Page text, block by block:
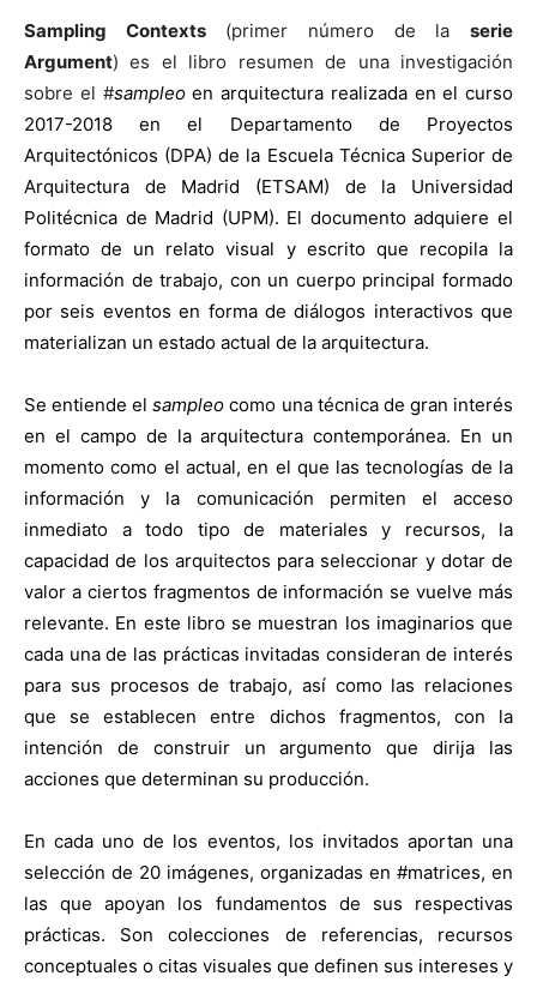
Sampling Contexts(primer número de laserie
Argument) es el libro resumen de una investigación
sobre el #sampleoen arquitectura realizada en el curso
2017-2018 en el Departamento de Proyectos
Arquitectónicos (DPA) de la Escuela Técnica Superior de
Arquitectura de Madrid (ETSAM) de la Universidad
Politécnica de Madrid (UPM). El documento adquiere el
formato de un relato visual y escrito que recopila la
información de trabajo, con un cuerpo principal formado
por seis eventos en forma de diálogos interactivos que
materializan un estado actual de la arquitectura.
Se entiende elsampleo como una técnica de gran interés
en el campo de la arquitectura contemporánea. En un
momento como el actual, en el que las tecnologías de la
información y la comunicación permiten el acceso
inmediato a todo tipo de materiales y recursos, la
capacidad de los arquitectos para seleccionar y dotar de
valor a ciertos fragmentos de información se vuelve más
relevante. En este libro se muestran los imaginarios que
cada una de las prácticas invitadas consideran de interés
para sus procesos de trabajo, así como las relaciones
que se establecen entre dichos fragmentos, con la
intención de construir un argumento que dirija las
acciones que determinan su producción.
En cada uno de los eventos, los invitados aportan una
selección de 20 imágenes, organizadas en #matrices, en
las que apoyan los fundamentos de sus respectivas
prácticas. Son colecciones de referencias, recursos
conceptuales o citas visuales que definen sus intereses y